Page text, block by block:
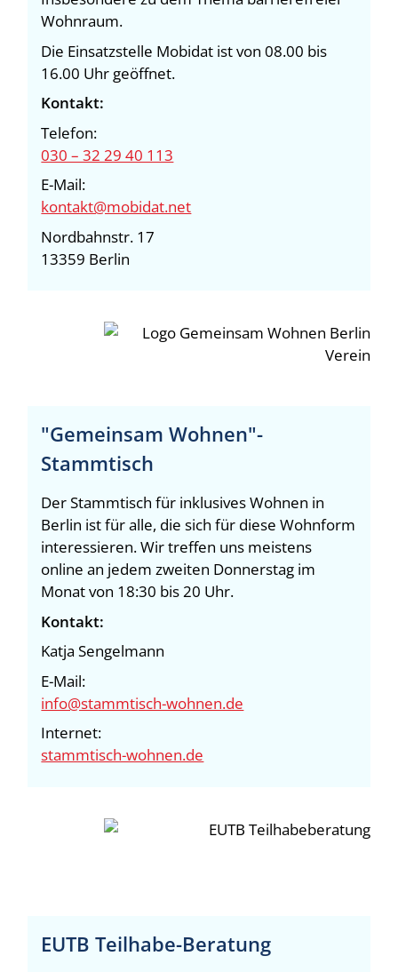
Wohnraum.
Die Einsatzstelle Mobidat ist von 08.00 bis
16.00 Uhr geöffnet.
Kontakt:
Telefon:
030 – 32 29 40 113
E-Mail:
kontakt@mobidat.net
Nordbahnstr. 17
13359 Berlin
"Gemeinsam Wohnen"-
Stammtisch
Der Stammtisch für inklusives Wohnen in
Berlin ist für alle, die sich für diese Wohnform
interessieren. Wir treffen uns meistens
online an jedem zweiten Donnerstag im
Monat von 18:30 bis 20 Uhr.
Kontakt:
Katja Sengelmann
E-Mail:
info@stammtisch-wohnen.de
Internet:
stammtisch-wohnen.de
EUTB Teilhabe-Beratung